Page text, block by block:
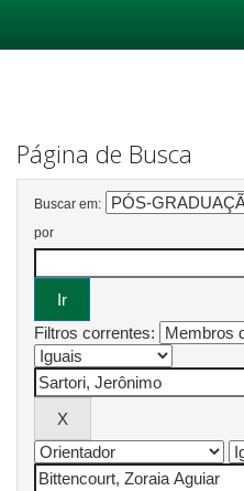
Página de Busca
Buscar em:
por
Filtros correntes: